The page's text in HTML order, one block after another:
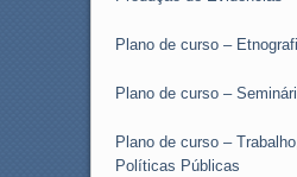
Plano de curso –
Plano de curso –
Plano de curso –
Políticas Públicas